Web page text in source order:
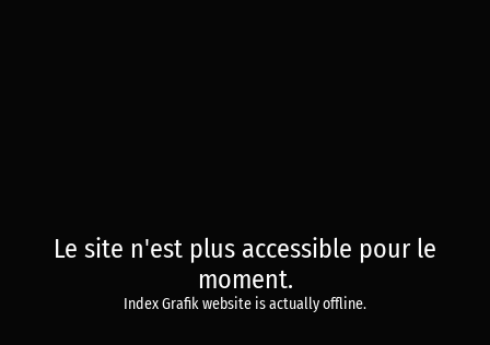
Le site n'est plus accessible pour le
moment.
Index Grafik website is actually offline.